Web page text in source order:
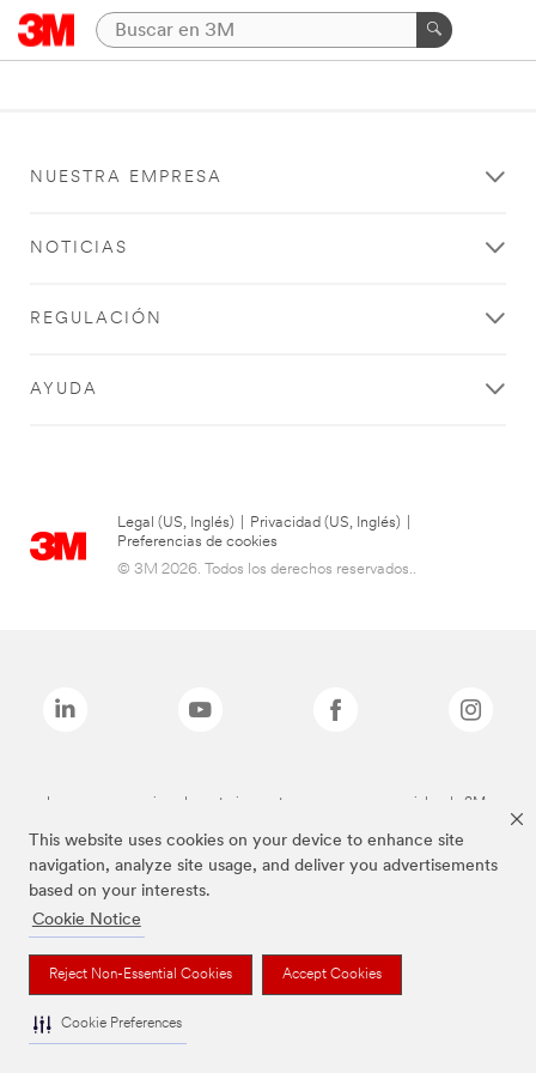
This website uses cookies on your device to enhance site
navigation, analyze site usage, and deliver you advertisements
based on your interests.
Cookie Notice
Reject Non-Essential Cookies Accept Cookies
Cookie Preferences
NUESTRA EMPRESA
NOTICIAS
REGULACIÓN
AYUDA
Legal (US, Inglés) Privacidad (US, Inglés)
Preferencias de cookies
© 3M 2026. Todos los derechos reservados..
Las marcas mencionadas anteriormente son marcas comerciales de 3M.